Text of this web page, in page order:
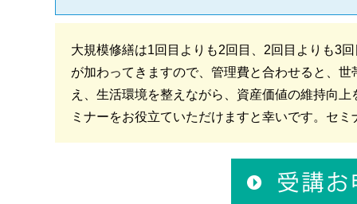
大規模修繕は1回目よりも2回目、2回目よりも3
が加わってきますので、管理費と合わせると、
え、生活環境を整えながら、資産価値の維持向
ミナーをお役立ていただけますと幸いです。セ